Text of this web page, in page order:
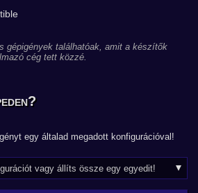
gépigények találhatóak, amit a készítők
cég tett közzé.
egy általad megadott konfigurációval!